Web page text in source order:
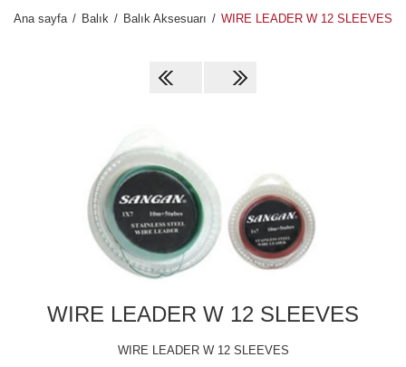
Ana sayfa / Balık / Balık Aksesuarı / WIRE LEADER W 12 SLEEVES
WIRE LEADER W 12 SLEEVES
WIRE LEADER W 12 SLEEVES